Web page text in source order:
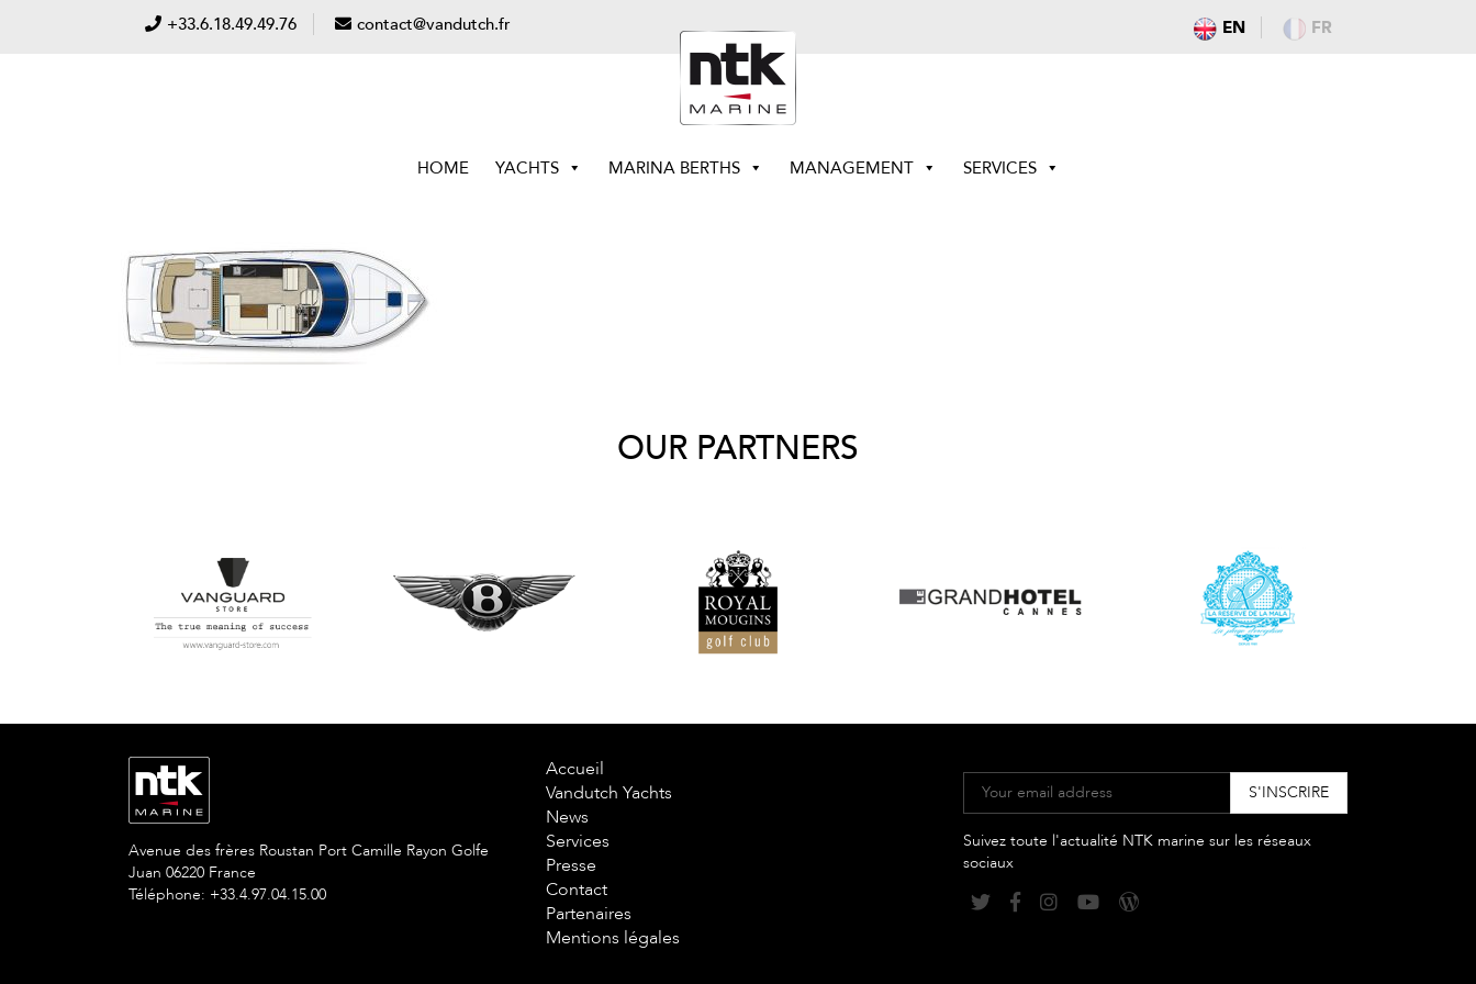
+33.6.18.49.49.76 contact@vandutch.fr EN FR
HOME YACHTS MARINA BERTHS MANAGEMENT SERVICES
OUR PARTNERS
Avenue des frères Roustan Port Camille Rayon Golfe
Juan 06220 France
Téléphone: +33.4.97.04.15.00
Accueil
Vandutch Yachts
News
Services
Presse
Contact
Partenaires
Mentions légales
Suivez toute l'actualité NTK marine sur les réseaux
sociaux